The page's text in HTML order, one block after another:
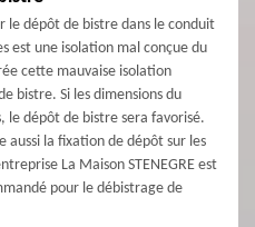
le dépôt de bistre dans le conduit
est une isolation mal conçue du
cette mauvaise isolation
bistre. Si les dimensions du
le dépôt de bistre sera favorisé.
la fixation de dépôt sur les
La Maison STENEGRE est
pour le débistrage de